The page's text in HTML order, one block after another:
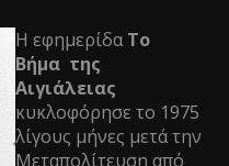
Η εφημερίδαΤο
Βήμα της
Αιγιάλειας
κυκλοφόρησε το 1975
λίγους μήνες μετά την
Μεταπολίτευση από